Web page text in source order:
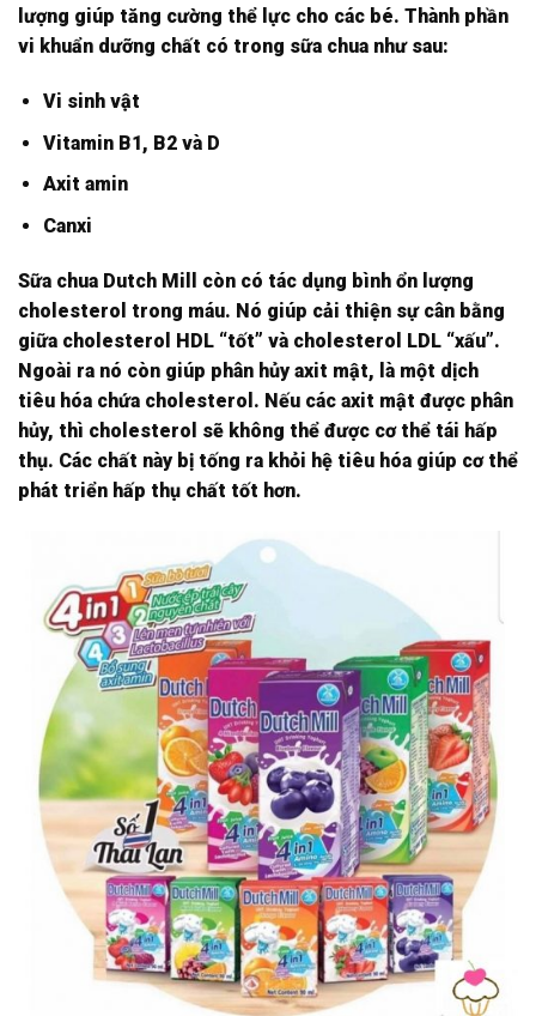
lượng giúp tăng cường thể lực cho các bé. Thành phần
vi khuẩn dưỡng chất có trong sữa chua như sau:
Vi sinh vật
Vitamin B1, B2 và D
Axit amin
Canxi
Sữa chua Dutch Mill còn có tác dụng bình ổn lượng
cholesterol trong máu. Nó giúp cải thiện sự cân bằng
giữa cholesterol HDL “tốt” và cholesterol LDL “xấu”.
Ngoài ra nó còn giúp phân hủy axit mật, là một dịch
tiêu hóa chứa cholesterol. Nếu các axit mật được phân
hủy, thì cholesterol sẽ không thể được cơ thể tái hấp
thụ. Các chất này bị tống ra khỏi hệ tiêu hóa giúp cơ thể
phát triển hấp thụ chất tốt hơn.